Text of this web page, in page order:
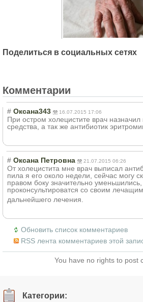
Поделиться в социальных сетях
Комментарии
# Оксана343 16.07.2015 17:06
При остром холецистите врач
средства, а так же антибиотик
# Оксана Петровна 21.07.2015 06:26
От холецистита мне врач выписал
пила я его около недели, сейчас могу
правом боку значительно
проконсультироватся со своим
дальнейшего лечения.
Обновить список комментариев
RSS лента комментариев этой
You have no rights to post
Категории: